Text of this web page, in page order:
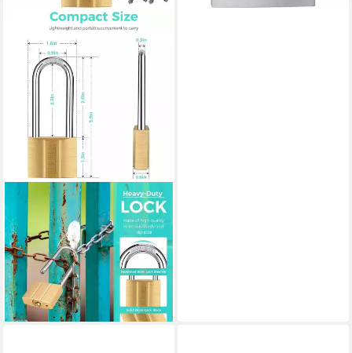
LUXUSKOLLEKTION
Vorhängeschloss
Vorhängeschloss Messing
40mm gleichschließend
langer Bügel 40mml*2
47,95 €
lieferbar - in 6-7 Werktagen bei dir